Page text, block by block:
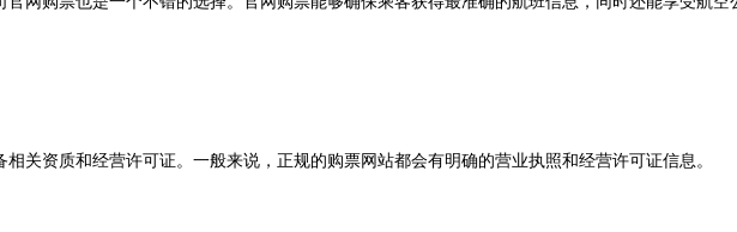
资质和经营许可证。一般来说，正规的购票网站都会有明确的营业执照和经营许可证信息。